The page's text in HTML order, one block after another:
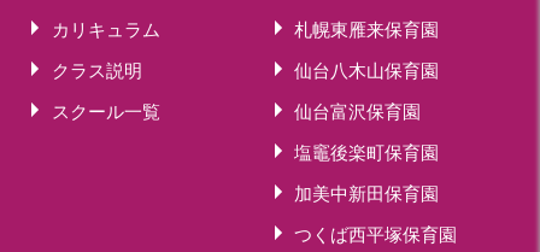
カリキュラム
クラス説明
スクール一覧
札幌東雁来保育園
仙台八木山保育園
仙台富沢保育園
塩竈後楽町保育園
加美中新田保育園
つくば西平塚保育園